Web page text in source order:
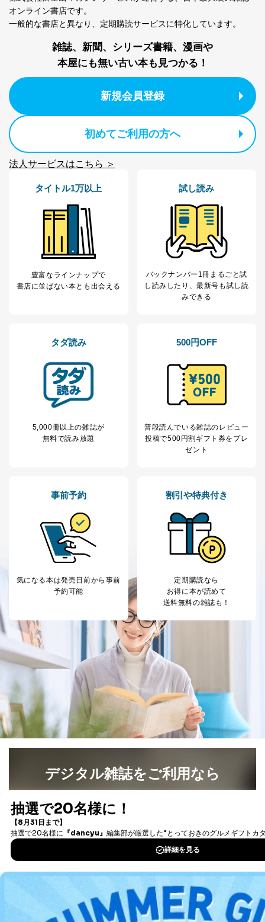
オンライン書店です。
一般的な書店と異なり、 定期購読サービスに特化しています。
雑誌、新聞、シリーズ書籍、漫画や
本屋にも無い古い本も見つかる！
新規会員登録
初めてご利用の方へ
法人サービスはこちら ＞
タイトル1万以上
豊富なラインナップで
書店に並ばない本とも出会える
試し読み
バックナンバー1冊まるごと試
し読み したり、最新号も試し読
みできる
タダ読み
5,000冊以上の雑誌が
無料で読み放題
500円OFF
普段読んでいる雑誌のレビュー
投稿で500円割ギフト券をプレ
ゼント
事前予約
気になる本は発売日前から事前
予約可能
割引や特典付き
定期購読なら
お得に本が読めて
送料無料の雑誌も！
デジタル雑誌をご利用なら
書籍）が無料で読み放題！
DOWNLOAD FOR IOS
DOWNLOAD FOR ANDROID